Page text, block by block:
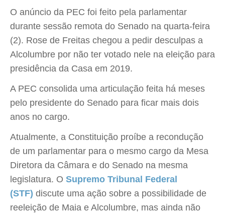
O anúncio da PEC foi feito pela parlamentar
durante sessão remota do Senado na quarta-feira
(2). Rose de Freitas chegou a pedir desculpas a
Alcolumbre por não ter votado nele na eleição para
presidência da Casa em 2019.
A PEC consolida uma articulação feita há meses
pelo presidente do Senado para ficar mais dois
anos no cargo.
Atualmente, a Constituição proíbe a recondução
de um parlamentar para o mesmo cargo da Mesa
Diretora da Câmara e do Senado na mesma
legislatura. O Supremo Tribunal Federal
(STF) discute uma ação sobre a possibilidade de
reeleição de Maia e Alcolumbre, mas ainda não